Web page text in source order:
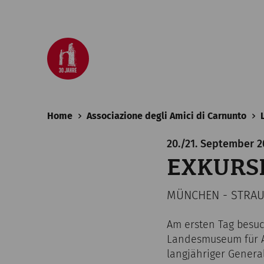
Home Associazione degli Amici di Carnunto
20./21. September
MÜNCHEN -
Am ersten Tag
Landesmuseum für
langjähriger